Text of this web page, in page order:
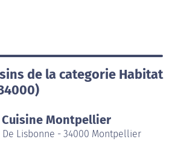
de la categorie Habitat
Montpellier
De Lisbonne - 34000 Montpellier